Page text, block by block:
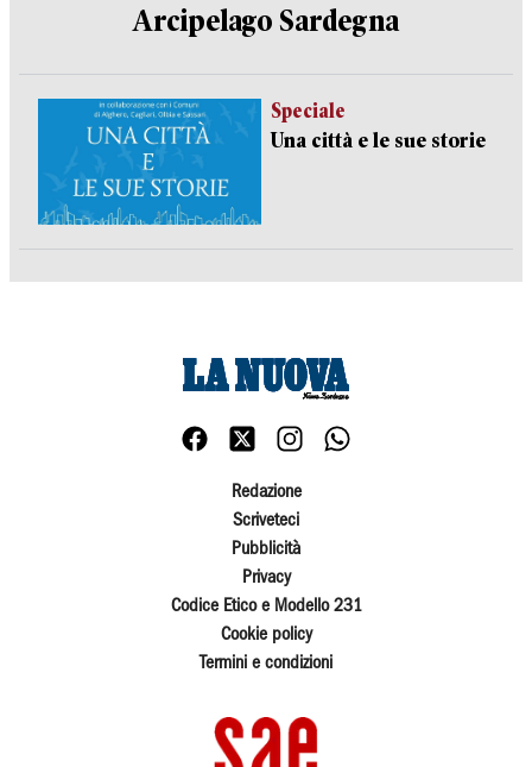
Arcipelago Sardegna
Speciale
Una città e le sue storie
Redazione
Scriveteci
Pubblicità
Privacy
Codice Etico e Modello 231
Cookie policy
Termini e condizioni